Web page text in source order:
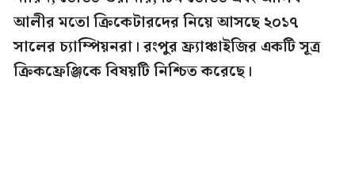
আলীর মতো ক্রিকেটারদের নিয়ে আসছে ২০১৭
সালের চ্যাম্পিয়নরা। রংপুর ফ্র্যাঞ্চাইজির একটি সূত্র
ক্রিকফ্রেঞ্জিকে বিষয়টি নিশ্চিত করেছে।